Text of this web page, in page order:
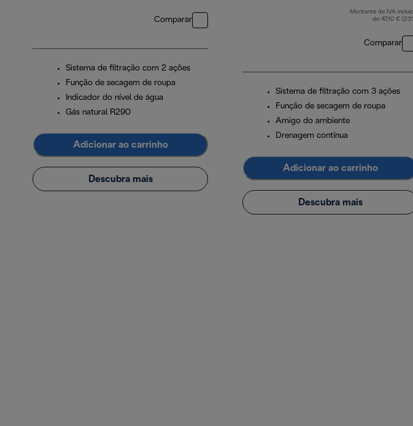
Comparar
Sistema de filtração com 2 ações
Função de secagem de roupa
Indicador do nível de água
Gás natural R290
Adicionar ao carrinho
Descubra mais
Montante de IVA
de 47,10 €
Comparar
Sistema de filtração com 3 ações
Função de secagem de roupa
Amigo do ambiente
Drenagem contínua
Adicionar ao carrinho
Descubra mais